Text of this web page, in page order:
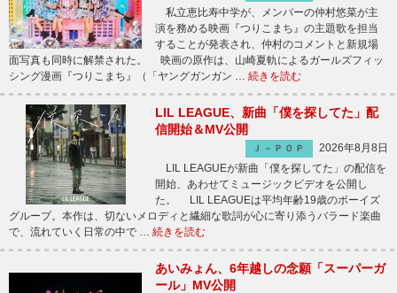
私立恵比寿中学が、メンバーの仲村悠菜が主
演を務める映画『つりこまち』の主題歌を担当
することが発表され、仲村のコメントと新規場
面写真も同時に解禁された。 映画の原作は、山崎夏軌によるガールズフィッ
シング漫画『つりこまち』（「ヤングガンガン … 続きを読む
LIL LEAGUE、新曲「僕を探してた」配
信開始＆MV公開
Ｊ－ＰＯＰ
2026年8月8日
LIL LEAGUEが新曲「僕を探してた」の配信を
開始、あわせてミュージックビデオを公開し
た。 LIL LEAGUEは平均年齢19歳のボーイズ
グループ。本作は、切ないメロディと繊細な歌詞が心に寄り添うバラード楽曲
で、流れていく日常の中で … 続きを読む
あいみょん、6年越しの念願「スーパーガ
ール」MV公開